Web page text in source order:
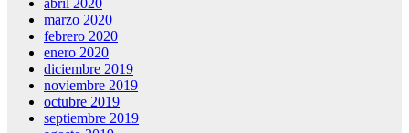
abril 2020
marzo 2020
febrero 2020
enero 2020
diciembre 2019
noviembre 2019
octubre 2019
septiembre 2019